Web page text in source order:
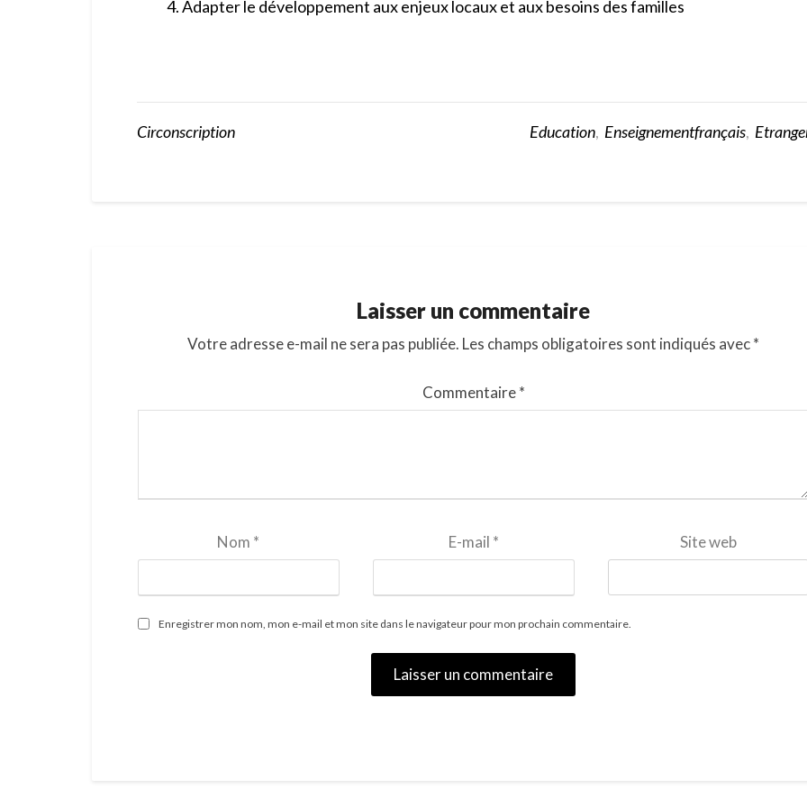
Adapter le développement aux enjeux locaux et aux besoins des familles
Circonscription Education, Enseignementfrançais,
Laisser un commentaire
Votre adresse e-mail ne sera pas publiée. Les champs obligatoires sont indiqués avec*
Commentaire*
Nom * E-mail * Site web
Enregistrer mon nom, mon e-mail et mon site dans le navigateur pour mon prochain commentaire.